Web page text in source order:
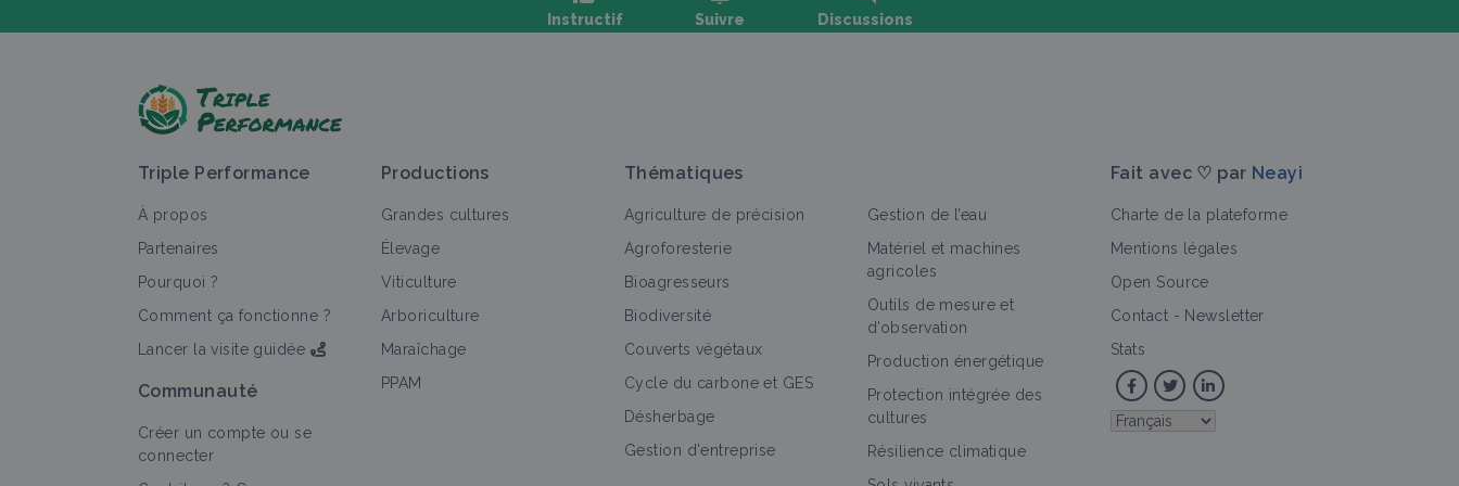
Instructif Suivre
Discussions
Tout >
Érable de Freeman
Arbre
Triple Performance
À propos
Partenaires
Pourquoi ?
Comment ça fonctionne ?
Lancer la visite guidée
Communauté
Créer un compte ou se
connecter
Productions
Grandes cultures
Élevage
Viticulture
Arboriculture
Maraîchage
PPAM
Thématiques
Agriculture de précision
Agroforesterie
Bioagresseurs
Biodiversité
Couverts végétaux
Cycle du carbone et GES
Désherbage
Gestion d'entreprise
Gestion de l’eau
Matériel et machines
agricoles
Outils de mesure et
d’observation
Production énergétique
Protection intégrée des
cultures
Résilience climatique
Fait avec ♡ par Neayi
Charte de la plateforme
Mentions légales
Open Source
Contact - Newsletter
Stats